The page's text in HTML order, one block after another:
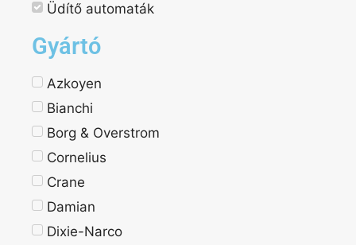
Üdítő automaták
Gyártó
Azkoyen
Bianchi
Borg & Overstrom
Cornelius
Crane
Damian
Dixie-Narco